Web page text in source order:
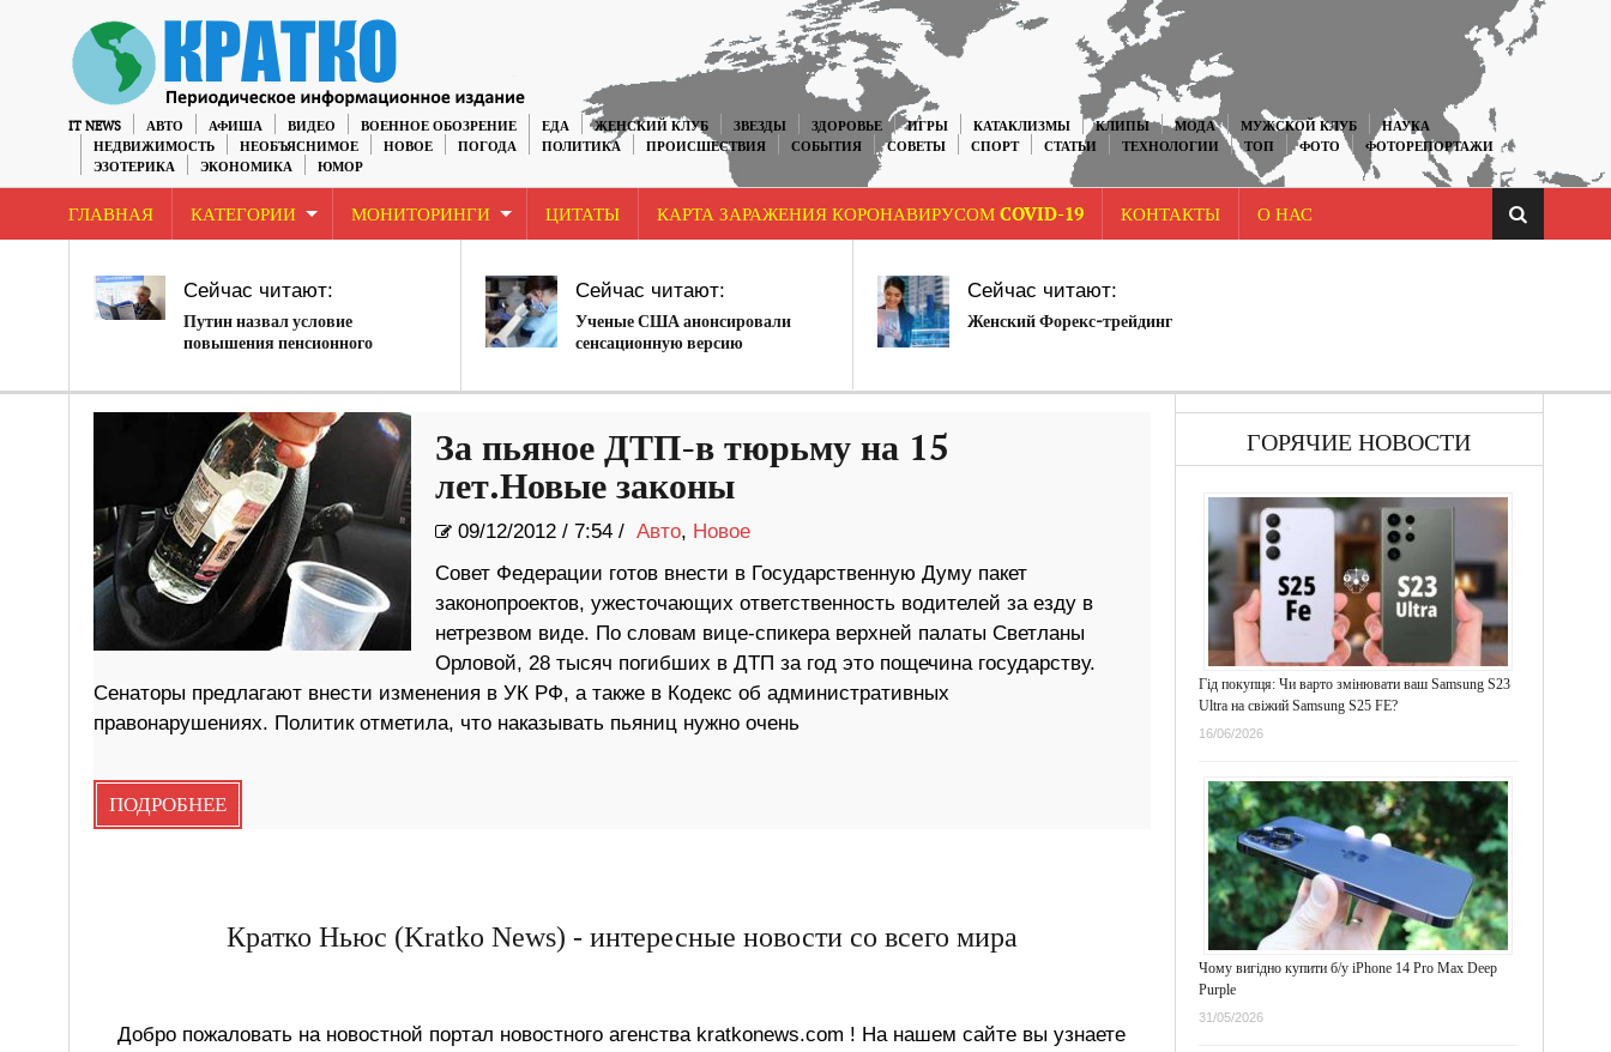
IT NEWS АВТО АФИША ВИДЕО ВОЕННОЕ ОБОЗРЕНИЕ ЕДА ЖЕНСКИЙ КЛУБ ЗВЕЗДЫ ЗДОРОВЬЕ ИГРЫ КАТАКЛИЗМЫ КЛИПЫ МОДА МУЖСКОЙ КЛУБ
НАУКА
НЕДВИЖИМОСТЬ
НЕОБЪЯСНИМОЕ НОВОЕ ПОГОДА ПОЛИТИКА ПРОИСШЕСТВИЯ СОБЫТИЯ СОВЕТЫ СПОРТ СТАТЬИ ТЕХНОЛОГИИ ТОП ФОТО
ФОТОРЕПОРТАЖИ
ЭЗОТЕРИКА
ЭКОНОМИКА ЮМОР
ГЛАВНАЯ КАТЕГОРИИ МОНИТОРИНГИ ЦИТАТЫ КАРТА ЗАРАЖЕНИЯ КОРОНАВИРУСОМ COVID-19 КОНТАКТЫ О НАС
Сейчас читают:
Путин назвал условие
повышения пенсионного
Сейчас читают:
Ученые США анонсировали
сенсационную версию
году
Сейчас читают:
Женский Форекс-трейдинг
За пьяное ДТП-в тюрьму на 15
лет.Новые законы
09/12/2012/ 7:54 / Авто, Новое
Совет Федерации готов внести в Государственную Думу пакет
законопроектов, ужесточающих ответственность водителей за езду в
нетрезвом виде. По словам вице-спикера верхней палаты Светланы
Орловой, 28 тысяч погибших в ДТП за год это пощечина государству.
Сенаторы предлагают внести изменения в УК РФ, а также в Кодекс об административных
правонарушениях. Политик отметила, что наказывать пьяниц нужно очень
ПОДРОБНЕЕ
Кратко Ньюс (Kratko News) - интересные новости со всего мира
Добро пожаловать на новостной портал новостного агенства kratkonews.com ! На нашем сайте вы узнаете
ГОРЯЧИЕ НОВОСТИ
Гід покупця: Чи варто змінювати ваш Samsung S23
Ultra на свіжий Samsung S25 FE?
16/06/2026
Чому вигідно купити б/у iPhone 14 Pro Max Deep
Purple
31/05/2026